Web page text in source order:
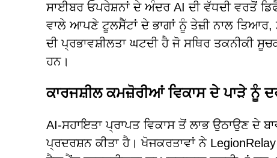
ਸਾਈਬਰ ਓਪਰੇਸ਼ਨਾਂ ਦੇ ਅੰਦਰ AI ਦੀ ਵੱਧਦੀ ਵਰਤੋਂ
ਵਾਲੇ ਆਪਣੇ ਟੂਲਸੈੱਟਾਂ ਦੇ ਭਾਗਾਂ ਨੂੰ ਤੇਜ਼ੀ ਨਾਲ ਤਿਆਰ,
ਦੀ ਪ੍ਰਭਾਵਸ਼ੀਲਤਾ ਘਟਦੀ ਹੈ ਜੋ ਸਥਿਰ ਤਕਨੀਕੀ
ਹਨ।
ਕਾਰਜਸ਼ੀਲ ਕਮਜ਼ੋਰੀਆਂ ਵਿਕਾਸ ਦੇ ਪਾੜੇ ਨੂੰ
AI-ਸਹਾਇਤਾ ਪ੍ਰਾਪਤ ਵਿਕਾਸ ਤੋਂ ਲਾਭ ਉਠਾਉਣ ਦੇ
ਪ੍ਰਦਰਸ਼ਨ ਕੀਤਾ ਹੈ। ਖੋਜਕਰਤਾਵਾਂ ਨੇ